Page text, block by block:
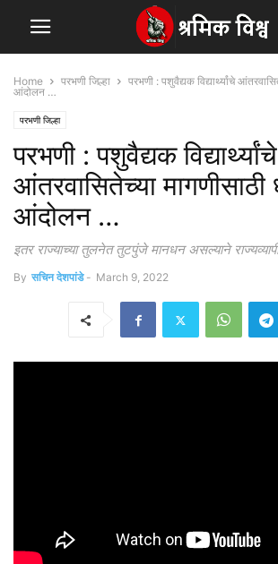
Home परभणी जिल्हा
परभणी : पशुवैद्यक विद्यार्थ्यांचे
आंदोलन …
परभणी जिल्हा
परभणी : पशुवैद्यक विद्यार्थ्यांचे
आंतरवासितेच्या
आंदोलन …
इतर राज्याच्या तुलनेत तुटपुंजे मानधन असल्याने
By सचिन देशपांडे - March 9, 2022